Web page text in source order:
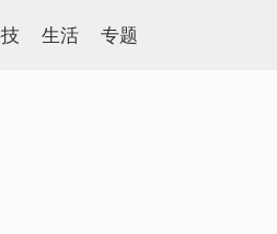
生活 专题